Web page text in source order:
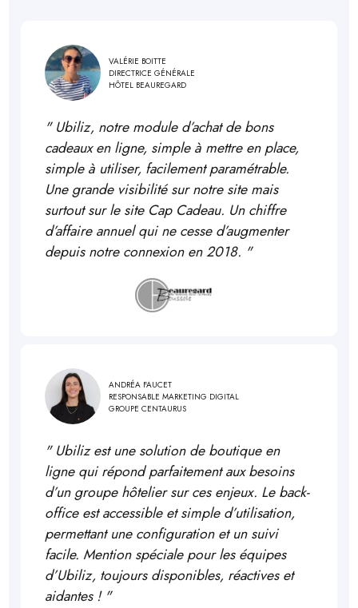
VALÉRIE BOITTE
DIRECTRICE GÉNÉRALE
HÔTEL BEAUREGARD
"Ubiliz, notre module d’achat de bons
cadeaux en ligne, simple à mettre en place,
simple à utiliser, facilement paramétrable.
Une grande visibilité sur notre site mais
surtout sur le site Cap Cadeau. Un chiffre
d’affaire annuel qui ne cesse d’augmenter
depuis notre connexion en 2018. "
ANDRÉA FAUCET
RESPONSABLE MARKETING DIGITAL
GROUPE CENTAURUS
"Ubiliz est une solution de boutique en
ligne qui répond parfaitement aux besoins
d’un groupe hôtelier sur ces enjeux. Le back-
office est accessible et simple d’utilisation,
permettant une configuration et un suivi
facile. Mention spéciale pour les équipes
d’Ubiliz, toujours disponibles, réactives et
aidantes !"